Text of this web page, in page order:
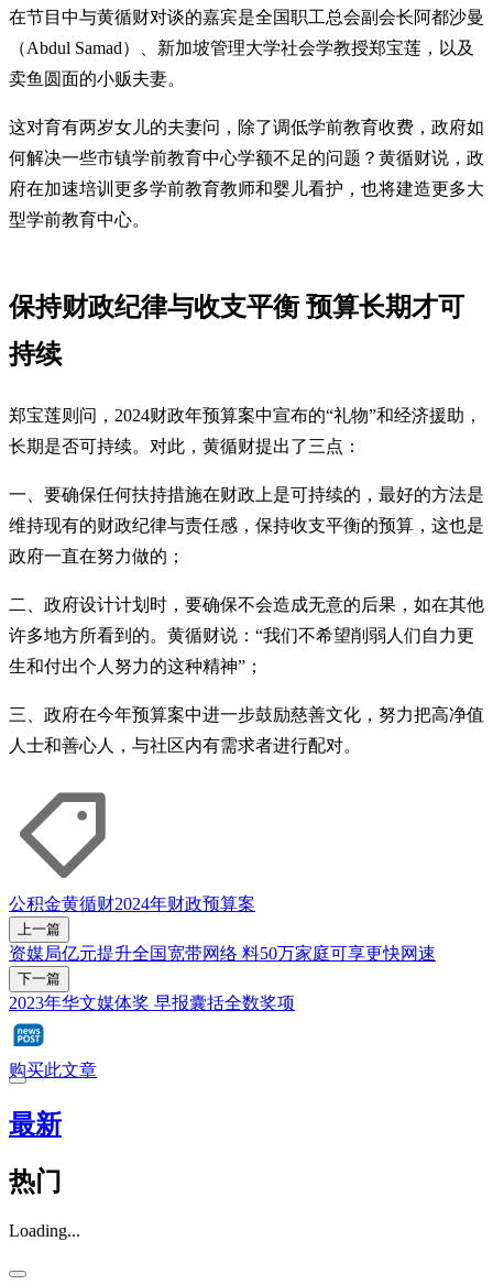
在节目中与黄循财对谈的嘉宾是全国职工总会副会长阿都沙曼
（Abdul Samad）、新加坡管理大学社会学教授郑宝莲，以及
卖鱼圆面的小贩夫妻。
这对育有两岁女儿的夫妻问，除了调低学前教育收费，政府如
何解决一些市镇学前教育中心学额不足的问题？黄循财说，政
府在加速培训更多学前教育教师和婴儿看护，也将建造更多大
型学前教育中心。
保持财政纪律与收支平衡 预算长期才可
持续
郑宝莲则问，2024财政年预算案中宣布的“礼物”和经济援助，
长期是否可持续。对此，黄循财提出了三点：
一、要确保任何扶持措施在财政上是可持续的，最好的方法是
维持现有的财政纪律与责任感，保持收支平衡的预算，这也是
政府一直在努力做的；
二、政府设计计划时，要确保不会造成无意的后果，如在其他
许多地方所看到的。黄循财说：“我们不希望削弱人们自力更
生和付出个人努力的这种精神”；
三、政府在今年预算案中进一步鼓励慈善文化，努力把高净值
人士和善心人，与社区内有需求者进行配对。
公积金黄循财2024年财政预算案
上一篇
资媒局亿元提升全国宽带网络 料50万家庭可享更快网速
下一篇
2023年华文媒体奖 早报囊括全数奖项
购买此文章
最新
热门
Loading...